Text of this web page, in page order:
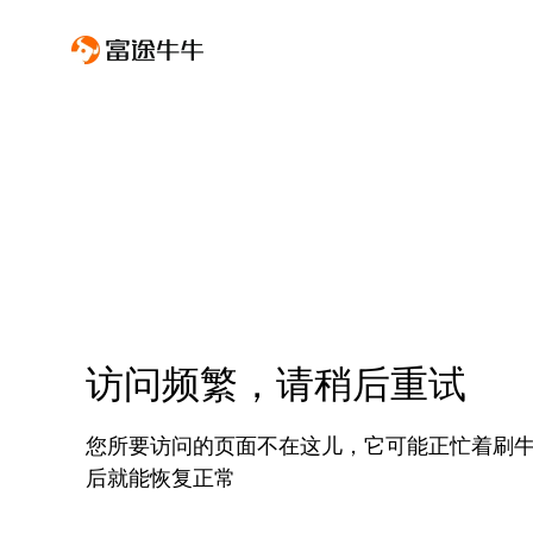
访问频繁，请稍后重试
您所要访问的页面不在这儿，它可能正忙着刷
后就能恢复正常